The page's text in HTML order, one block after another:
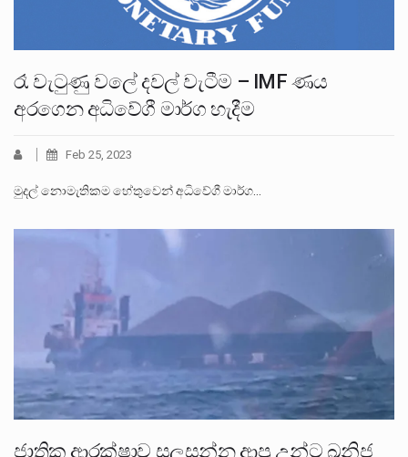
රෑ වැටුණු වලේ දවල් වැටීම – IMF ණය
අරගෙන අධිවේගී මාර්ග හැදීම
Feb 25, 2023
මුදල් නොමැතිකම හේතුවෙන් අධිවේගී මාර්ග…
ජාතික ආරක්ෂාව සලසන්න ආපු උන්ට ඛනිජ